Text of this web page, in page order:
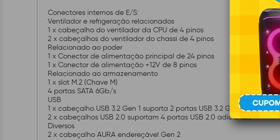
Conectores internos de E/S:
Ventilador e refrigeração relacionados
1 x cabeçalho do ventilador da CPU de 4 pinos
2 x cabeçalhos do ventilador do chassi de 4 pinos
Relacionado ao poder
1 x Conector de alimentação principal de 24 pinos
1 x Conector de alimentação +12V de 8 pinos
Relacionado ao armazenamento
1 x slot M.2 (Chave M)
4 portas SATA 6Gb/s
USB
1 x cabeçalho USB 3.2 Gen 1 suporta 2 portas USB 3.2 Gen 1 adicionais
2 x cabeçalhos USB 2.0 suportam 4 portas USB 2.0 adicionais
Diversos
2 x cabeçalho AURA endereçável Gen 2